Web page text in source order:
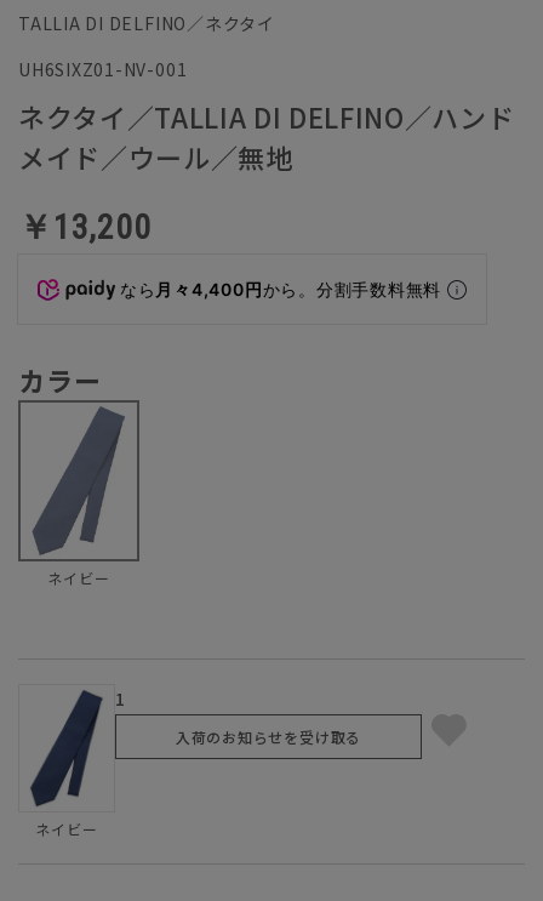
TALLIA DI DELFINO／ネクタイ
UH6SIXZ01-NV-001
ネクタイ／TALLIA DI DELFINO／ハンド
メイド／ウール／無地
￥13,200
なら 月々4,400円から。分割手数料無料
カラー
ネイビー
ネイビー
1
入荷のお知らせを受け取る